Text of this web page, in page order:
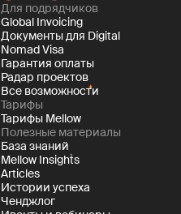
Для подрядчиков
Global Invoicing
Документы для Digital
Nomad Visa
Гарантия оплаты
Радар проектов
Все возможности
Тарифы
Тарифы Mellow
Полезные материалы
База знаний
Mellow Insights
Articles
Истории успеха
Ченджлог